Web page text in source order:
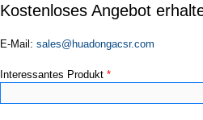
Kostenloses Angebot
E-Mail: sales@huadongacsr.com
Interessantes Produkt *